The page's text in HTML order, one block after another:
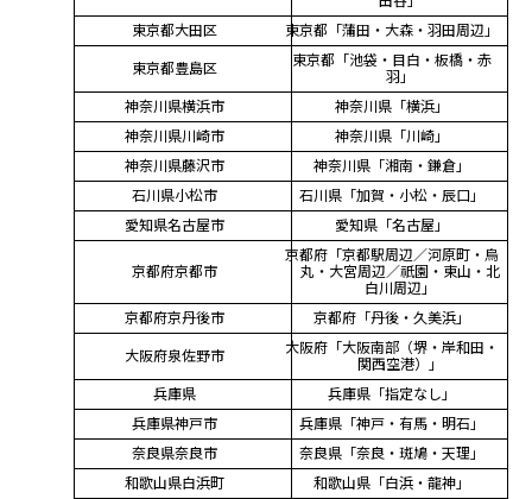
東京都大田区
東京都「蒲田・大森・羽田周辺」
東京都豊島区
東京都「池袋・目白・板橋・赤
羽」
神奈川県横浜市
神奈川県「横浜」
神奈川県川崎市
神奈川県「川崎」
神奈川県藤沢市
神奈川県「湘南・鎌倉」
石川県小松市
石川県「加賀・小松・辰口」
愛知県名古屋市
愛知県「名古屋」
京都府京都市
京都府「京都駅周辺／河原町・烏
丸・大宮周辺／祇園・東山・北
白川周辺」
京都府京丹後市
京都府「丹後・久美浜」
大阪府泉佐野市
大阪府「大阪南部（堺・岸和田・
関西空港）」
兵庫県
兵庫県「指定なし」
兵庫県神戸市
兵庫県「神戸・有馬・明石」
奈良県奈良市
奈良県「奈良・斑鳩・天理」
和歌山県白浜町
和歌山県「白浜・龍神」